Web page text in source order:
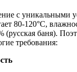
с уникальными
80-120°C,
(русская баня).
требования: